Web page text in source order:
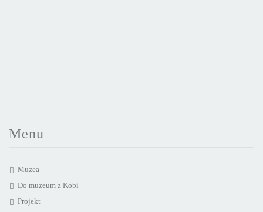
Menu
Muzea
Do muzeum z Kobi
Projekt